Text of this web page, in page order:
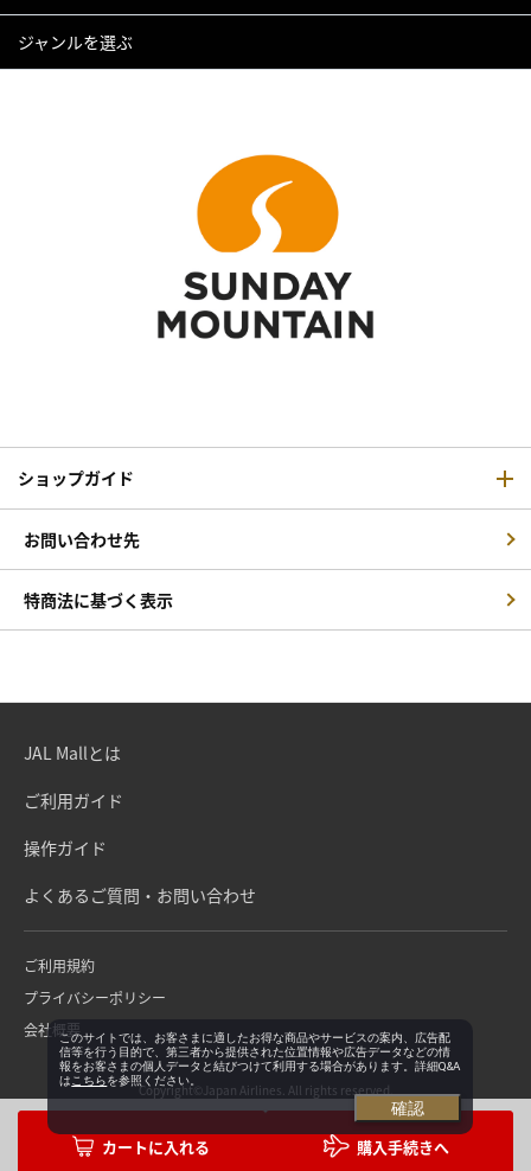
購入手続きへ
ジャンルを選ぶ
ショップガイド
お問い合わせ先
特商法に基づく表示
JAL Mallとは
ご利用ガイド
操作ガイド
よくあるご質問・お問い合わせ
ご利用規約
プライバシーポリシー
会社概要
Copyright©Japan Airlines. All rights reserved.
このサイトでは、お客さまに適したお得な商品やサービスの案内、広告配
信等を行う目的で、第三者から提供された位置情報や広告データなどの情
報をお客さまの個人データと結びつけて利用する場合があります。詳細Q&A
は こちらを参照ください。
確認